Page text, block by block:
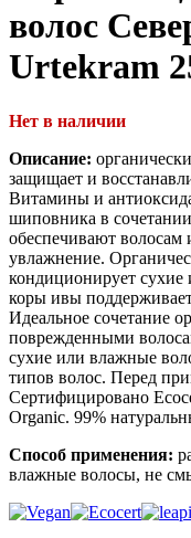
волос
Urtekram
Нет в наличии
Описание:
защищает и
Витамины и
шиповника в
обеспечивают волосам
увлажнение.
кондиционирует
коры ивы
Идеальное сочетание
поврежденными
сухие или влажные
типов волос. Перед
Сертифицировано
Organic. 99%
Способ применения:
влажные волосы, не